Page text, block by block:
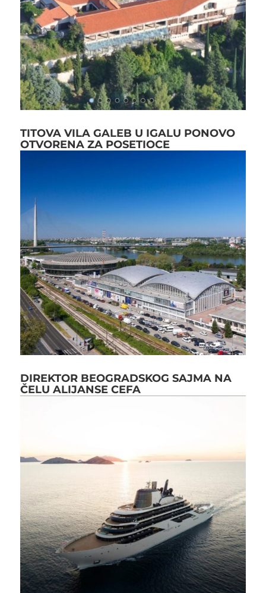
TITOVA VILA GALEB U IGALU PONOVO
OTVORENA ZA POSETIOCE
DIREKTOR BEOGRADSKOG SAJMA NA
ČELU ALIJANSE CEFA